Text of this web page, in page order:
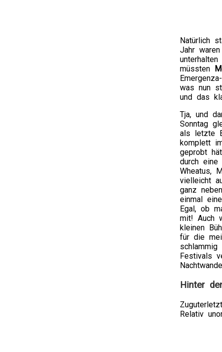
Natürlich
Jahr
müssten
was nun
und das
Tja, und
Sonntag
als letzte
komplett
geprobt
durch eine
Wheatus,
vielleicht
ganz
einmal
Egal, ob
mit! Auch
kleinen
für die
Festivals
Hinter
Relativ